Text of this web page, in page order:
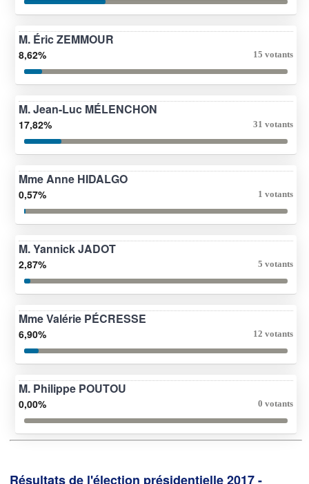
M. Éric ZEMMOUR
8,62% 15 votants
M. Jean-Luc MÉLENCHON
17,82% 31 votants
Mme Anne HIDALGO
0,57% 1 votants
M. Yannick JADOT
2,87% 5 votants
Mme Valérie PÉCRESSE
6,90% 12 votants
M. Philippe POUTOU
0,00% 0 votants
Résultats de l'élection présidentielle 2017 -